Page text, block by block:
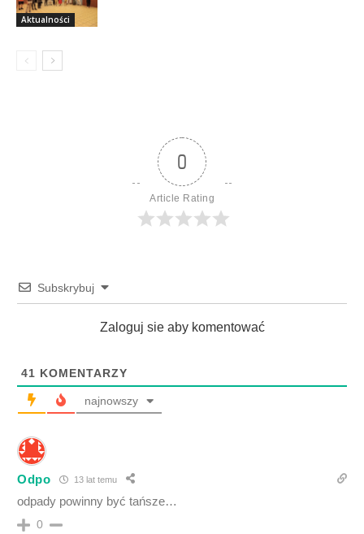
Aktualności
0
Article Rating
Subskrybuj
Zaloguj sie aby komentować
41 KOMENTARZY
najnowszy
Odpo 13 lat temu
odpady powinny być tańsze…
0